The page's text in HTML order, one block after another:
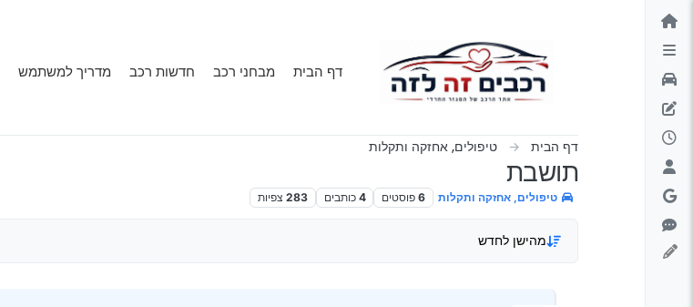
דילוג לתוכן
דף הבית מבחני רכב חדשות רכב מדריך למשתמש
דף הבית טיפולים, אחזקה ותקלות
תושבת
טיפולים, אחזקה ותקלות 6 פוסטים 4 כותבים 283 צפיות
מהישן לחדש